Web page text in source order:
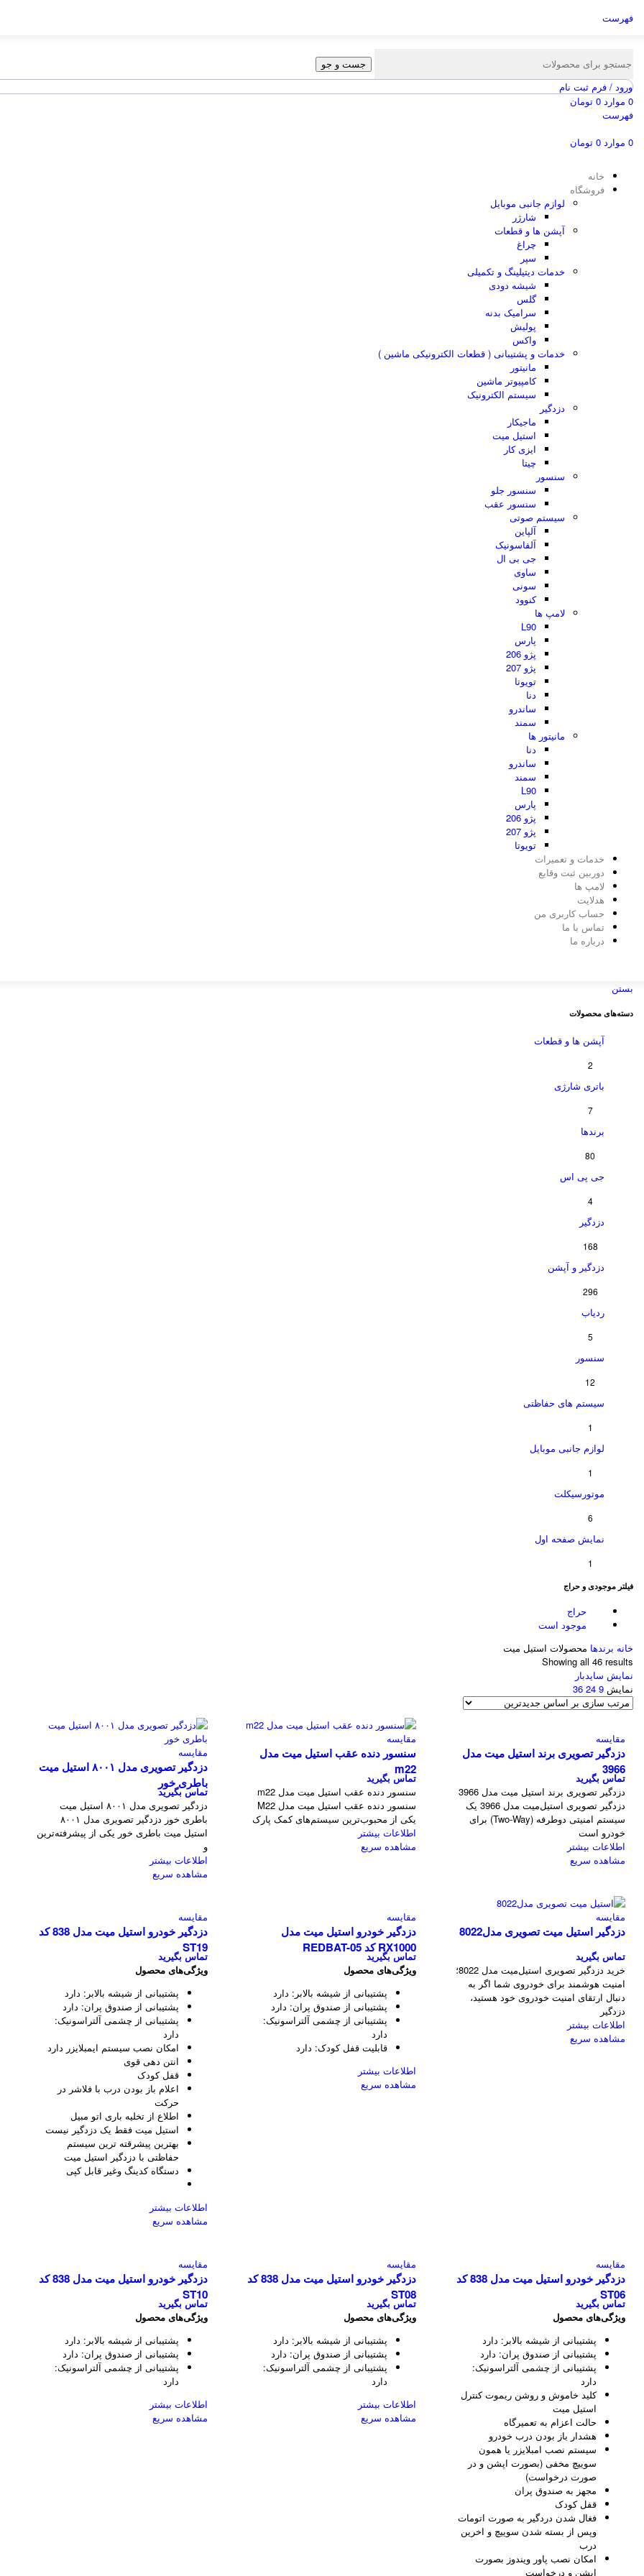
فهرست
جست و جو
ورود / فرم ثبت نام
0 موارد 0 تومان
فهرست
0 موارد 0 تومان
خانه
فروشگاه
لوازم جانبی موبایل
شارژر
آپشن ها و قطعات
چراغ
سپر
خدمات دیتیلینگ و تکمیلی
شیشه دودی
گلس
سرامیک بدنه
پولیش
واکس
خدمات و پشتیبانی ( قطعات الکترونیکی ماشین )
مانیتور
کامپیوتر ماشین
سیستم الکترونیک
دزدگیر
ماجیکار
استیل میت
ایزی کار
چیتا
سنسور
سنسور جلو
سنسور عقب
سیستم صوتی
آلپاین
آلفاسونیک
جی بی ال
ساوی
سونی
کنوود
لامپ ها
L90
پارس
پژو 206
پژو 207
تویوتا
دنا
ساندرو
سمند
مانیتور ها
دنا
ساندرو
سمند
L90
پارس
پژو 206
پژو 207
تویوتا
خدمات و تعمیرات
دوربین ثبت وقایع
لامپ ها
هدلایت
حساب کاربری من
تماس با ما
درباره ما
بستن
دسته‌های محصولات
آپشن ها و قطعات
2
باتری شارژی
7
برندها
80
جی پی اس
4
دزدگیر
168
دزدگیر و آپشن
296
ردیاب
5
سنسور
12
سیستم های حفاظتی
1
لوازم جانبی موبایل
1
موتورسیکلت
6
نمایش صفحه اول
1
فیلتر موجودی و حراج
حراج
موجود است
خانه برندها محصولات استیل میت
Showing all 46 results
نمایش سایدبار
نمایش 9
24
36
مقایسه
دزدگیر تصویری برند استیل میت مدل
3966
تماس بگیرید
دزدگیر تصویری برند استیل میت مدل 3966
دزدگیر تصویری استیل‌میت مدل 3966 یک
سیستم امنیتی دوطرفه (Two-Way) برای
خودرو است
اطلاعات بیشتر
مشاهده سریع
مقایسه
سنسور دنده عقب استیل میت مدل
m22
تماس بگیرید
سنسور دنده عقب استیل میت مدل m22
سنسور دنده عقب استیل میت مدل M22
یکی از محبوب‌ترین سیستم‌های کمک پارک
اطلاعات بیشتر
مشاهده سریع
مقایسه
دزدگیر تصویری مدل ۸۰۰۱ استیل میت
باطری خور
تماس بگیرید
دزدگیر تصویری مدل ۸۰۰۱ استیل میت
باطری خور دزدگیر تصویری مدل ۸۰۰۱
استیل میت باطری خور یکی از پیشرفته‌ترین
و
اطلاعات بیشتر
مشاهده سریع
مقایسه
دزدگیر استیل میت تصویری مدل8022
تماس بگیرید
خرید دزدگیر تصویری استیل‌میت مدل 8022؛
امنیت هوشمند برای خودروی شما اگر به
دنبال ارتقای امنیت خودروی خود هستید،
دزدگیر
اطلاعات بیشتر
مشاهده سریع
مقایسه
دزدگیر خودرو استیل میت مدل
RX1000 کد REDBAT-05
تماس بگیرید
ویژگی‌های محصول
پشتیبانی از شیشه بالابر: دارد
پشتیبانی از صندوق پران: دارد
پشتیبانی از چشمی آلتراسونیک:
دارد
قابلیت قفل کودک: دارد
اطلاعات بیشتر
مشاهده سریع
مقایسه
دزدگیر خودرو استیل میت مدل 838 کد
ST19
تماس بگیرید
ویژگی‌های محصول
پشتیبانی از شیشه بالابر: دارد
پشتیبانی از صندوق پران: دارد
پشتیبانی از چشمی آلتراسونیک:
دارد
امکان نصب سیستم ایمبلایزر دارد
انتن دهی قوی
قفل کودک
اعلام باز بودن درب با فلاشر در
حرکت
اطلاع از تخلیه باری اتو مبیل
استیل میت فقط یک دزدگیر نیست
بهترین پیشرقته ترین سیستم
حفاظتی با دزدگیر استیل میت
دستگاه کدینگ وغیر قابل کپی
اطلاعات بیشتر
مشاهده سریع
مقایسه
دزدگیر خودرو استیل میت مدل 838 کد
ST06
تماس بگیرید
ویژگی‌های محصول
پشتیبانی از شیشه بالابر: دارد
پشتیبانی از صندوق پران: دارد
پشتیبانی از چشمی آلتراسونیک:
دارد
کلید خاموش و روشن ریموت کنترل
استیل میت
حالت اعزام به تعمیرگاه
هشدار باز بودن درب خودرو
سیستم نصب امبلایزر یا همون
سوییچ مخفی (بصورت اپشن و در
صورت درخواست)
مجهز به صندوق پران
قفل کودک
فغال شدن دردگیر به صورت اتومات
وپس از بسته شدن سوییچ و اخرین
درب
امکان نصب پاور ویندوز بصورت
اپشن و درخواست
مقایسه
دزدگیر خودرو استیل میت مدل 838 کد
ST08
تماس بگیرید
ویژگی‌های محصول
پشتیبانی از شیشه بالابر: دارد
پشتیبانی از صندوق پران: دارد
پشتیبانی از چشمی آلتراسونیک:
دارد
اطلاعات بیشتر
مشاهده سریع
مقایسه
دزدگیر خودرو استیل میت مدل 838 کد
ST10
تماس بگیرید
ویژگی‌های محصول
پشتیبانی از شیشه بالابر: دارد
پشتیبانی از صندوق پران: دارد
پشتیبانی از چشمی آلتراسونیک:
دارد
اطلاعات بیشتر
مشاهده سریع